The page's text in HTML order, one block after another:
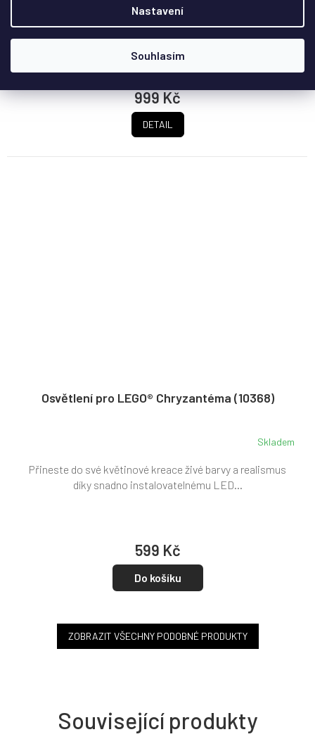
Nastavení
Souhlasím
Související produkty
999 Kč
DETAIL
Sada světel od BriksMax pro výstavní elegantní model
Osvětlení pro LEGO® Chryzantéma (10368)
Skladem
599 Kč
Do košíku
Přineste do své květinové kreace živé barvy a realismus
díky snadno instalovatelnému LED...
ZOBRAZIT VŠECHNY PODOBNÉ PRODUKTY